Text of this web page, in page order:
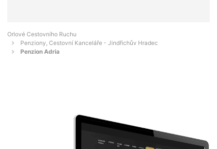
Orlové Cestovního Ruchu
Penziony, Cestovní Kanceláře - Jindřichův Hradec
Penzion Adria